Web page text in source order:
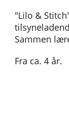
"Lilo &
Sammen
Fra ca. 4 år.